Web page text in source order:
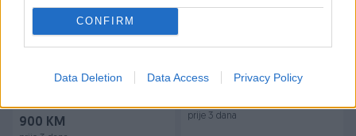
CONFIRM
Data Deletion Data Access Privacy Policy
Nov stan od 45m2 sa
Dvosoban (2)
900 KM
Borik; dvosoban stan od
54㎡ Dvosoban (2)
prije 3 dana